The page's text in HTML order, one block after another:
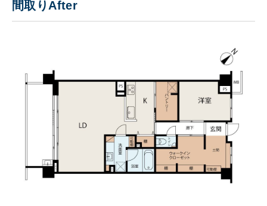
間取りAfter